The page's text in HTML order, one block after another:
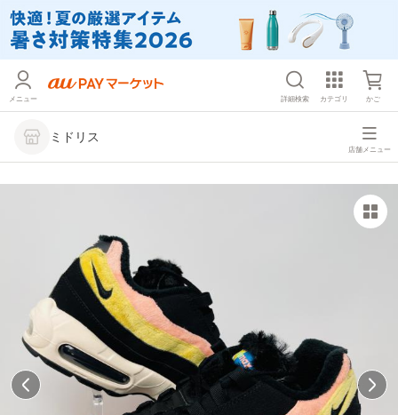
メニュー 詳細検索 カテゴリ かご
ミドリス
店舗メニュー